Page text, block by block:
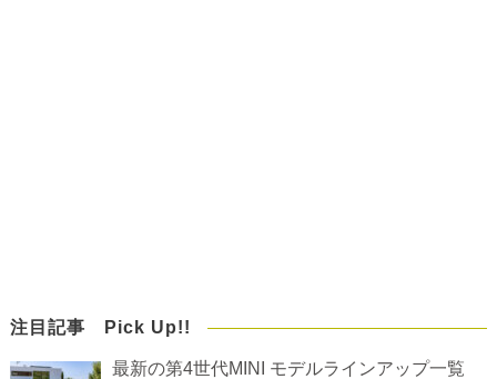
注目記事 Pick Up!!
最新の第4世代MINI モデルラインアップ一覧